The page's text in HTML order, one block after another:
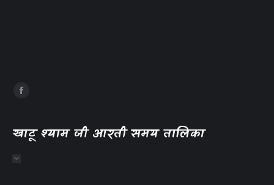
खाटू श्याम जी आरती समय तालिका